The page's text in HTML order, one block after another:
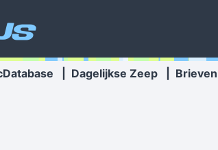
Dagelijkse Zeep